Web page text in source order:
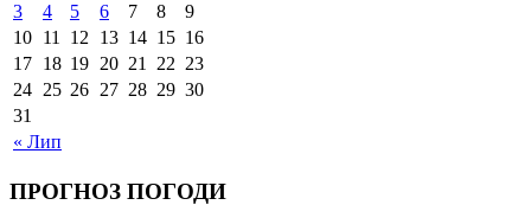
« Лип
3
4 5 6 7 8
9
10 11 12 13 14 15 16
17 18 19 20 21 22 23
24 25 26 27 28 29 30
31
ПРОГНОЗ ПОГОДИ